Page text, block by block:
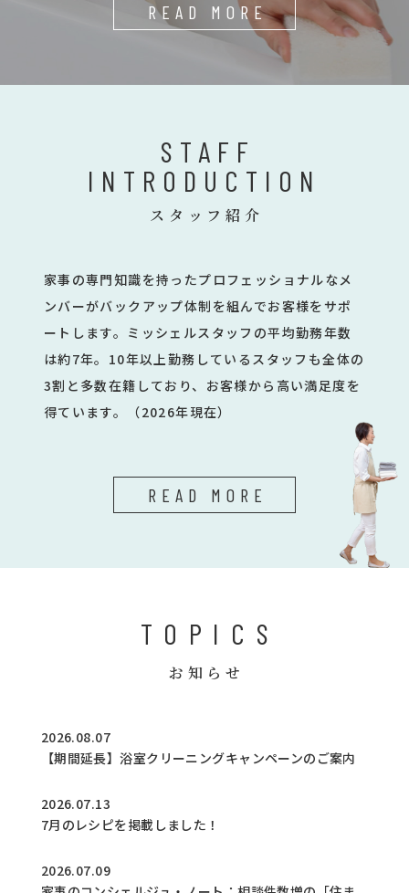
READ MORE
STAFF
INTRODUCTION
スタッフ紹介
家事の専門知識を持ったプロフェッショナルなメ
ンバーがバックアップ体制を組んでお客様をサポ
ートします。ミッシェルスタッフの平均勤務年数
は約7年。10年以上勤務しているスタッフも全体の
3割と多数在籍しており、お客様から高い満足度を
得ています。（2026年現在）
READ MORE
TOPICS
お知らせ
2026.08.07
【期間延長】浴室クリーニングキャンペーンのご案内
2026.07.13
7月のレシピを掲載しました！
2026.07.09